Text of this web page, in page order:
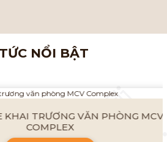
NỔI BẬT
TRƯƠNG VĂN PHÒNG MCV
COMPLEX